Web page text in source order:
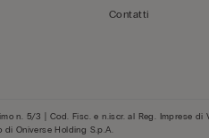
Contatti
n. 5/3 | Cod. Fisc. e n.iscr. al Reg. Imprese di
di Oniverse Holding S.p.A.